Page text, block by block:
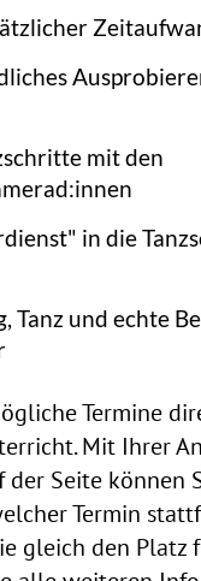
mit den
in die
Tanz und echte
Termine
Mit Ihrer
der Seite können
Termin
gleich den Platz